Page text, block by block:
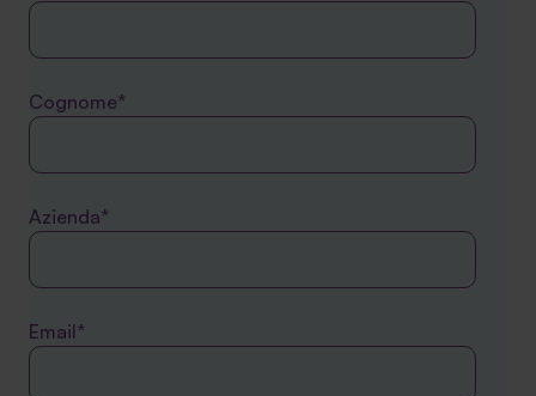
Cognome*
Azienda*
Email*